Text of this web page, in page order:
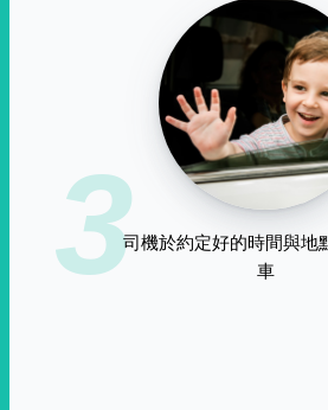
3司機於約定好的時間與地
車